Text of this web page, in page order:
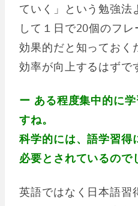
ていく」という勉強法
して１日で20個のフ
効果的だと知っておく
効率が向上するはずで
ー ある程度集中的に
すね。
科学的には、語学習得
必要とされているので
英語ではなく日本語習